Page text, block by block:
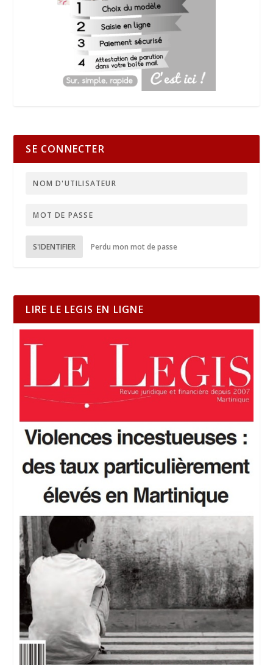
SE CONNECTER
S'IDENTIFIER Perdu mon mot de passe
LIRE LE LEGIS EN LIGNE